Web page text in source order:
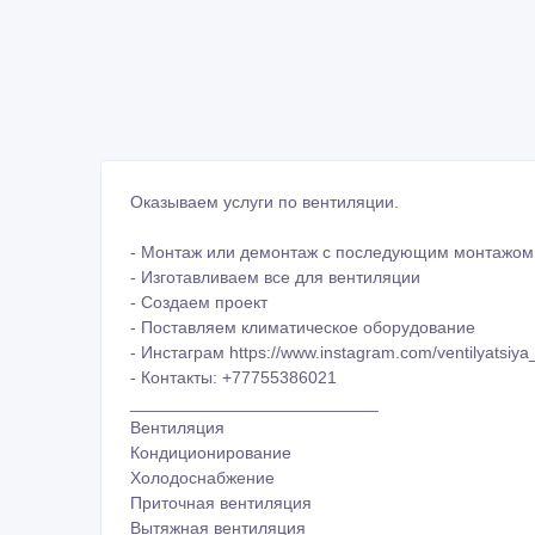
Оказываем услуги по вентиляции.
- Монтаж или демонтаж с последующим монтажом
- Изготавливаем все для вентиляции
- Создаем проект
- Поставляем климатическое оборудование
- Инстаграм https://www.instagram.com/
- Контакты: +77755386021
Вентиляция
Кондиционирование
Холодоснабжение
Приточная вентиляция
Вытяжная вентиляция